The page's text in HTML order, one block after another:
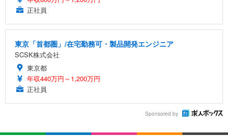
正社員
東京「首都圏」/在宅勤務可・製品開発エンジニア
SCSK株式会社
東京都
年収440万円～1,200万円
正社員
Sponsored by